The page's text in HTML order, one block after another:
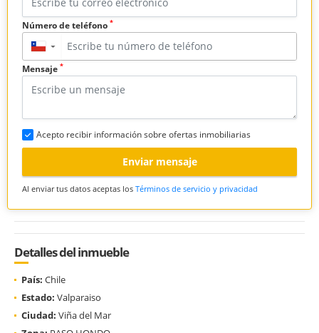
Número de teléfono *
▼
Mensaje *
Acepto recibir información sobre ofertas inmobiliarias
Enviar mensaje
Al enviar tus datos aceptas los Términos de servicio y privacidad
Detalles del inmueble
País: Chile
Estado: Valparaiso
Ciudad: Viña del Mar